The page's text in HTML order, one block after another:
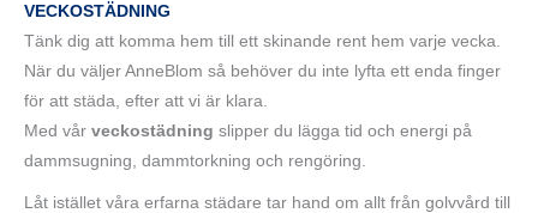
VECKOSTÄDNING
Tänk dig att komma hem till ett skinande rent hem varje vecka.
När du väljer AnneBlom så behöver du inte lyfta ett enda finger
för att städa, efter att vi är klara.
Med vår veckostädning slipper du lägga tid och energi på
dammsugning, dammtorkning och rengöring.
Låt istället våra erfarna städare tar hand om allt från golvvård till